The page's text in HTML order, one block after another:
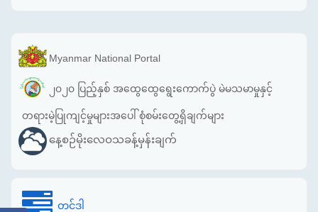
Myanmar National Portal
၂၀၂၀ ပြည့်နှစ် အထွေထွေရွေးကောက်ပွဲ မဲမသမာမှုနှင့်
တရားမဲ့ပြုကျင့်မှုများအပေါ် စုံစမ်းတွေ့ရှိချက်များ
နေ့စဉ်မိုးလေဝသခန့်မှန်းချက်
တင်ဒါ